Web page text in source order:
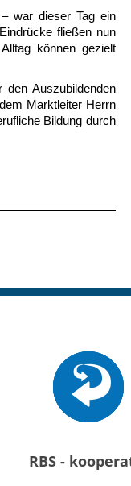
war dieser Tag ein
fließen nun
können gezielt
Auszubildenden
Marktleiter Herrn
Bildung durch
RBS -